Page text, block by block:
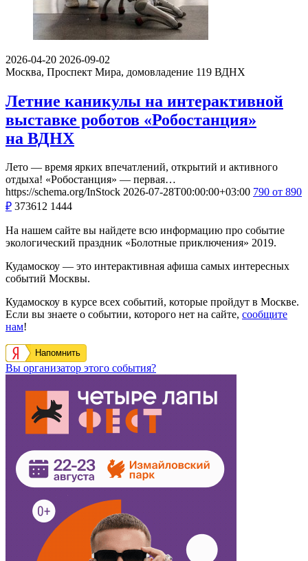
2026-04-20 2026-09-02
Москва, Проспект Мира, домовладение 119 ВДНХ
Летние каникулы на интерактивной
выставке роботов «Робостанция»
на ВДНХ
Лето — время ярких впечатлений, открытий и активного
отдыха! «Робостанция» — первая…
https://schema.org/InStock 2026-07-28T00:00:00+03:00 790 от 890
₽ 373612 1444
На нашем сайте вы найдете всю информацию про событие
экологический праздник «Болотные приключения» 2019.
Кудамоскоу — это интерактивная афиша самых интересных
событий Москвы.
Кудамоскоу в курсе всех событий, которые пройдут в Москве.
Если вы знаете о событии, которого нет на сайте, сообщите
нам!
Напомнить
Вы организатор этого события?